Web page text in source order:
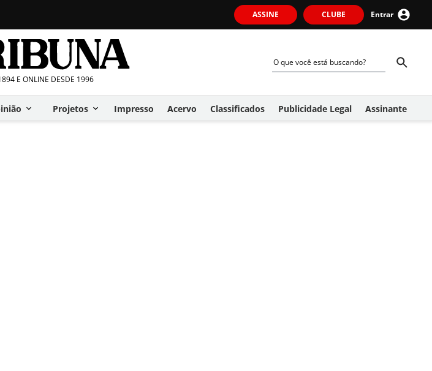
ASSINE CLUBE Entrar
E ONLINE DESDE 1996
Projetos Impresso Acervo Classificados Publicidade Legal Assinante